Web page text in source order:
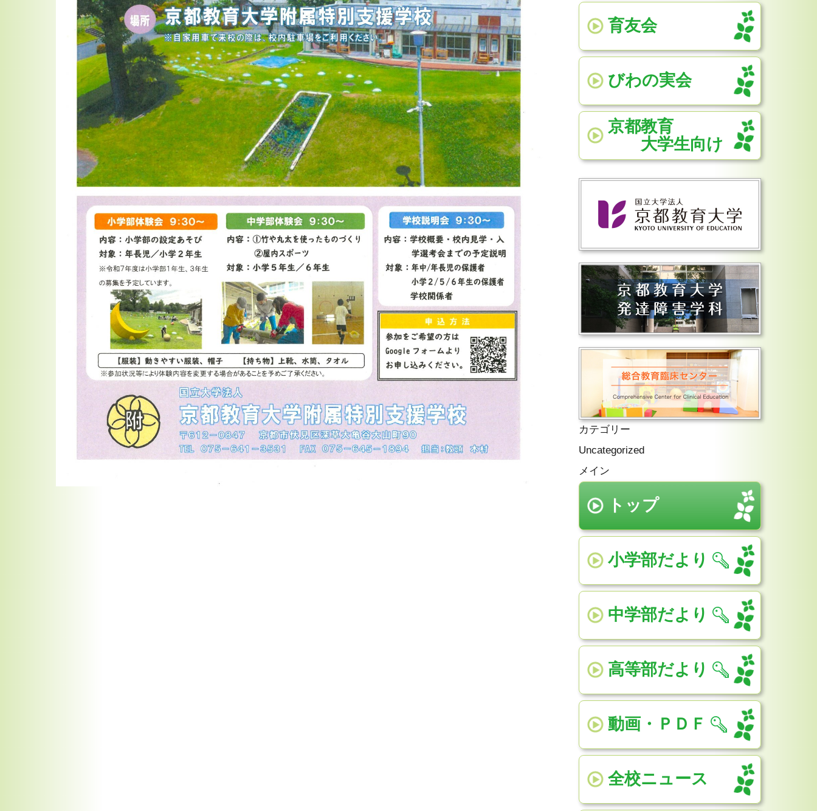
育友会
びわの実会
京都教育
大学生向け
カテゴリー
Uncategorized
メイン
トップ
小学部だより
中学部だより
高等部だより
動画・ＰＤＦ
全校ニュース